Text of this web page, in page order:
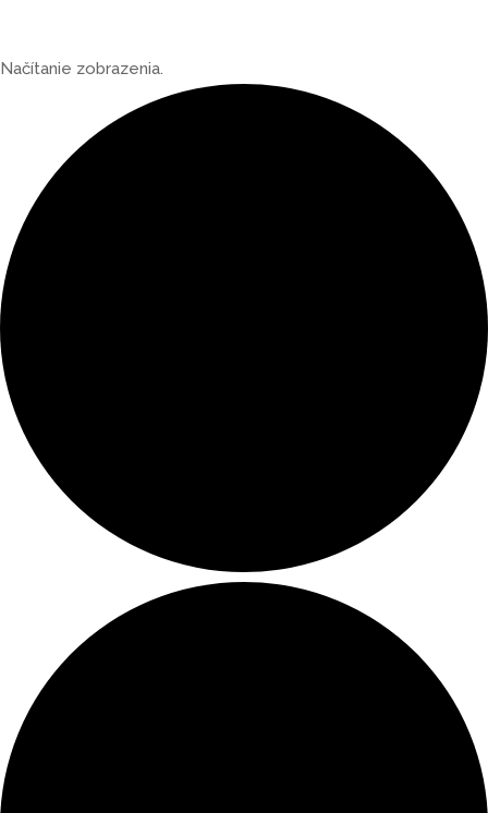
Načítanie zobrazenia.